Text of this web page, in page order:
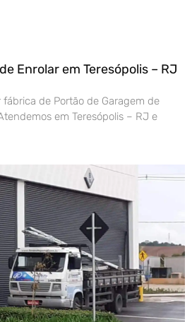
Enrolar em Teresópolis – RJ
fábrica de Portão de Garagem de
em Teresópolis – RJ e